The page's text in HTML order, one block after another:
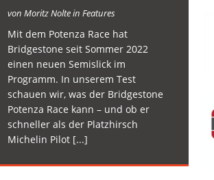
von Moritz Nolte in Features
Mit dem Potenza Race hat
Bridgestone seit Sommer 2022
einen neuen Semislick im
Programm. In unserem Test
schauen wir, was der Bridgestone
Potenza Race kann – und ob er
schneller als der Platzhirsch
Michelin Pilot [...]